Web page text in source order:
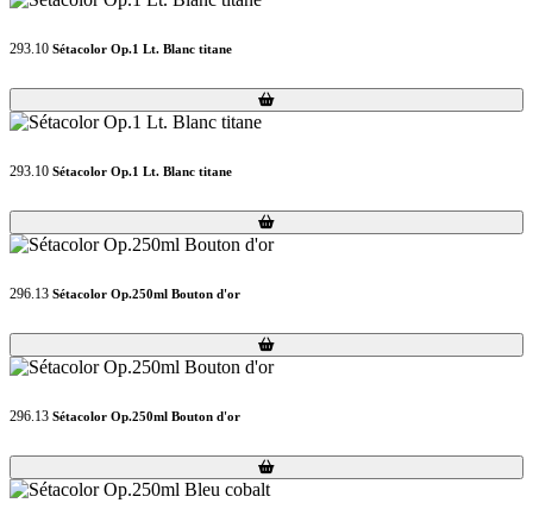
293.10 Sétacolor Op.1 Lt. Blanc titane
Loading...
Loading...
293.10 Sétacolor Op.1 Lt. Blanc titane
Loading...
Loading...
296.13 Sétacolor Op.250ml Bouton d'or
Loading...
Loading...
296.13 Sétacolor Op.250ml Bouton d'or
Loading...
Loading...